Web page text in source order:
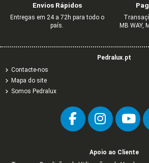
Envios Rápidos
Entregas em 24 a 72h para todo o
país.
MB WAY,
Pedralux.pt
Contacte-nos
Mapa do site
Somos Pedralux
Apoio ao Cliente